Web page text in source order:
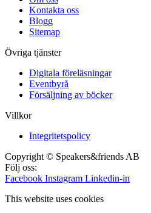
Kontakta oss
Blogg
Sitemap
Övriga tjänster
Digitala föreläsningar
Eventbyrå
Försäljning av böcker
Villkor
Integritetspolicy
Copyright © Speakers&friends AB
Följ oss:
Facebook Instagram Linkedin-in
This website uses cookies